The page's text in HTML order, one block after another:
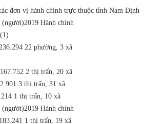
đơn vị hành chính trực thuộc tỉnh Nam Định
(người)2019 Hành chính
22 phường, 3 xã
167.752 2 thị trấn, 20 xã
3 thị trấn, 31 xã
1 thị trấn, 10 xã
(người)2019 Hành chính
183.241 1 thị trấn, 19 xã